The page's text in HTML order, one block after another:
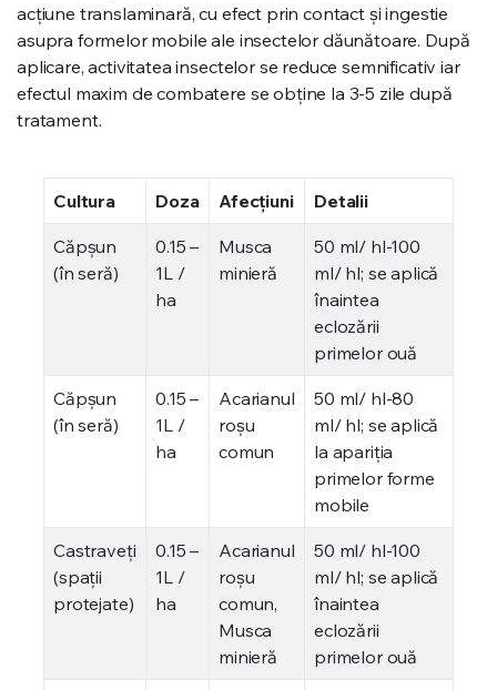
acţiune translaminară, cu efect prin contact şi ingestie
asupra formelor mobile ale insectelor dăunătoare. După
aplicare, activitatea insectelor se reduce semnificativ iar
efectul maxim de combatere se obţine la 3-5 zile după
tratament.
Cultura Doza Afecțiuni Detalii
Căpşun
(în seră)
0.15 –
1L /
ha
Musca
minieră
50 ml/ hl-100
ml/ hl; se aplică
înaintea
eclozării
primelor ouă
Căpşun
(în seră)
0.15 –
1L /
ha
Acarianul
roşu
comun
50 ml/ hl-80
ml/ hl; se aplică
la apariţia
primelor forme
mobile
Castraveţi
(spaţii
protejate)
0.15 –
1L /
ha
Acarianul
roşu
comun,
Musca
minieră
50 ml/ hl-100
ml/ hl; se aplică
înaintea
eclozării
primelor ouă